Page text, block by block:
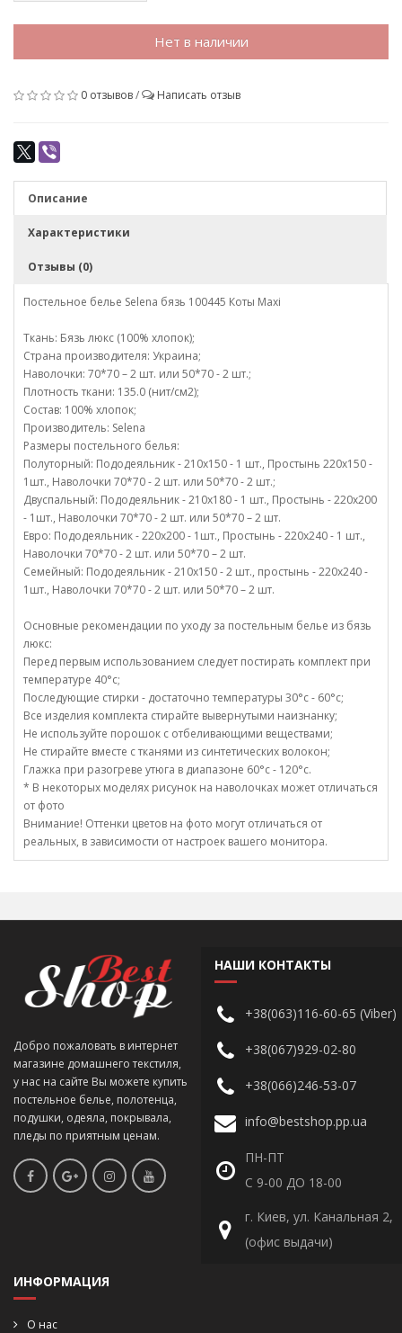
Нет в наличии
0 отзывов/ Написать отзыв
Описание
Характеристики
Отзывы (0)
Постельное белье Selena бязь 100445 Коты Maxi
Ткань: Бязь люкс (100% хлопок);
Страна производителя: Украина;
Наволочки: 70*70 – 2 шт. или 50*70 - 2 шт.;
Плотность ткани: 135.0 (нит/см2);
Состав: 100% хлопок;
Производитель: Selena
Размеры постельного белья:
Полуторный: Пододеяльник - 210х150 - 1 шт., Простынь 220х150 -
1шт., Наволочки 70*70 - 2 шт. или 50*70 - 2 шт.;
Двуспальный: Пододеяльник - 210х180 - 1 шт., Простынь - 220х200
- 1шт., Наволочки 70*70 - 2 шт. или 50*70 – 2 шт.
Евро: Пододеяльник - 220х200 - 1шт., Простынь - 220х240 - 1 шт.,
Наволочки 70*70 - 2 шт. или 50*70 – 2 шт.
Семейный: Пододеяльник - 210х150 - 2 шт., простынь - 220х240 -
1шт., Наволочки 70*70 - 2 шт. или 50*70 – 2 шт.
Основные рекомендации по уходу за постельным белье из бязь
люкс:
Перед первым использованием следует постирать комплект при
температуре 40°c;
Последующие стирки - достаточно температуры 30°c - 60°c;
Все изделия комплекта стирайте вывернутыми наизнанку;
Не используйте порошок с отбеливающими веществами;
Не стирайте вместе с тканями из синтетических волокон;
Глажка при разогреве утюга в диапазоне 60°c - 120°c.
* В некоторых моделях рисунок на наволочках может отличаться
от фото
Внимание! Оттенки цветов на фото могут отличаться от
реальных, в зависимости от настроек вашего монитора.
Добро пожаловать в интернет
магазине домашнего текстиля,
у нас на сайте Вы можете купить
постельное белье, полотенца,
подушки, одеяла, покрывала,
пледы по приятным ценам.
НАШИ КОНТАКТЫ
+38(063)116-60-65 (Viber)
+38(067)929-02-80
+38(066)246-53-07
info@bestshop.pp.ua
ПН-ПТ
С 9-00 ДО 18-00
г. Киев, ул. Канальная 2,
(офис выдачи)
ИНФОРМАЦИЯ
О нас